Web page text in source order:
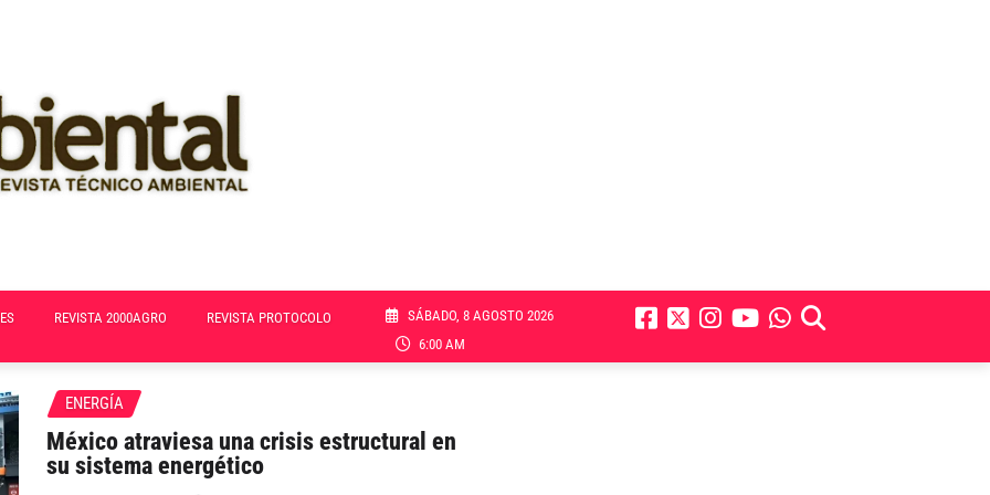
REVISTA 2000AGRO REVISTA PROTOCOLO
SÁBADO, 8 AGOSTO 2026
6:00 AM
ENERGÍA
México atraviesa una crisis estructural en
su sistema energético